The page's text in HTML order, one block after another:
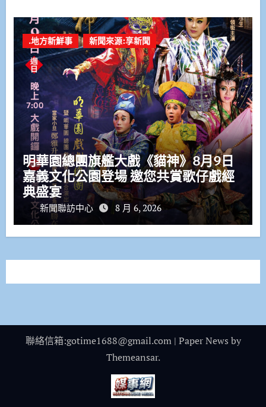
.地方新鮮事 新聞來源:享新聞
明華園總團旗艦大戲《貓神》8月9日
嘉義文化公園登場 邀您共賞歌仔戲經
典盛宴
新聞聯訪中心 8 月 6, 2026
聯絡信箱:gotime1688@gmail.com | Paper News by
Themeansar.